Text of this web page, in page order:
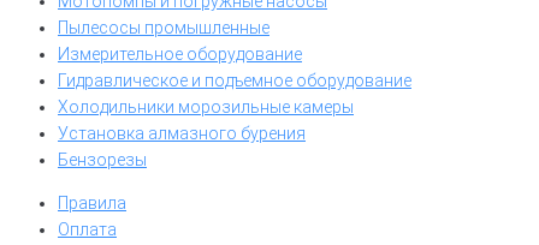
Пылесосы промышленные
Измерительное оборудование
Гидравлическое и подъемное оборудование
Холодильники морозильные камеры
Установка алмазного бурения
Бензорезы
Правила
Оплата